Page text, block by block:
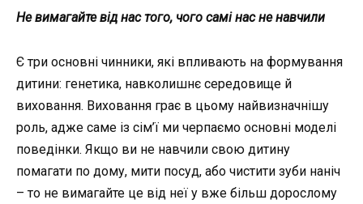
Не вимагайте від нас того, чого самі нас не навчили
Є три основні чинники, які впливають на формування
дитини: генетика, навколишнє середовище й
виховання. Виховання грає в цьому найвизначнішу
роль, адже саме із сім’ї ми черпаємо основні моделі
поведінки. Якщо ви не навчили свою дитину
помагати по дому, мити посуд, або чистити зуби наніч
– то не вимагайте це від неї у вже більш дорослому